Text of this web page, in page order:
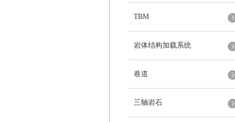
TBM
岩体结构加载系统
巷道
三轴岩石